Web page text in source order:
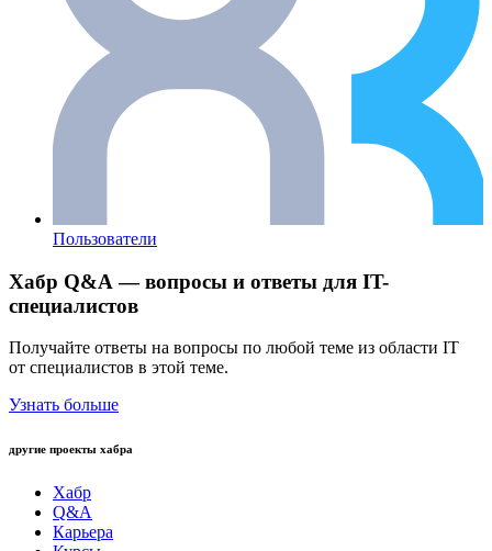
Пользователи
Хабр Q&A — вопросы и ответы для IT-
специалистов
Получайте ответы на вопросы по любой теме из области IT
от специалистов в этой теме.
Узнать больше
другие проекты хабра
Хабр
Q&A
Карьера